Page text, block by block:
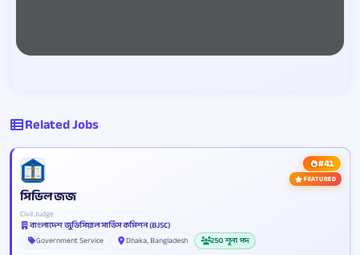
Related Jobs
#41
FEATURED
সিভিল জজ
Civil Judge
বাংলাদেশ জুডিসিয়াল সার্ভিস কমিশন (BJSC)
Government Service
Dhaka, Bangladesh 250 শূন্য পদ